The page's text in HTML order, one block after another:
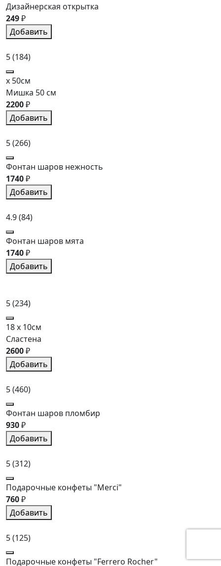
Дизайнерская открытка
249₽
Добавить
5(184)
x 50см
Мишка 50 см
2200₽
Добавить
5(266)
Фонтан шаров нежность
1740₽
Добавить
4.9(84)
Фонтан шаров мята
1740₽
Добавить
5(234)
18 x 10см
Сластена
2600₽
Добавить
5(460)
Фонтан шаров пломбир
930₽
Добавить
5(312)
Подарочные конфеты "Merci"
760₽
Добавить
5(125)
Подарочные конфеты "Ferrero Rocher"